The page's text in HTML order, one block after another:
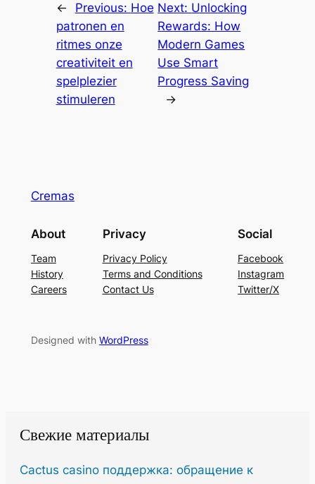
← Previous: Hoe
patronen en
ritmes onze
creativiteit en
spelplezier
stimuleren
Next: Unlocking
Rewards: How
Modern Games
Use Smart
Progress Saving
→
Cremas
About
Team
History
Careers
Privacy
Privacy Policy
Terms and Conditions
Contact Us
Social
Facebook
Instagram
Twitter/X
Designed with WordPress
Свежие материалы
Cactus casino поддержка: обращение к